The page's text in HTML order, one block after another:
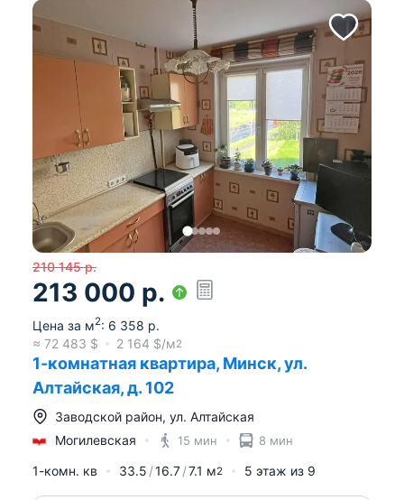
210 145 р.
213 000 р.
Цена за м2: 6 358 р.
≈ 72 483 $ 2 164 $/м2
1-комнатная квартира, Минск, ул.
Алтайская, д. 102
Заводской район, ул. Алтайская
Могилевская
15 мин 8 мин
1-комн. кв 33.5 16.7 7.1 м2 5 этаж из 9